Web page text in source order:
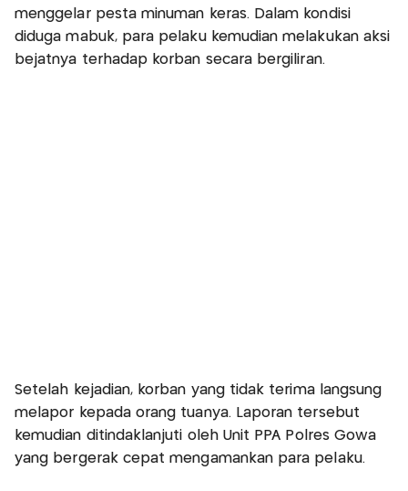
menggelar pesta minuman keras. Dalam kondisi
diduga mabuk, para pelaku kemudian melakukan aksi
bejatnya terhadap korban secara bergiliran.
Setelah kejadian, korban yang tidak terima langsung
melapor kepada orang tuanya. Laporan tersebut
kemudian ditindaklanjuti oleh Unit PPA Polres Gowa
yang bergerak cepat mengamankan para pelaku.